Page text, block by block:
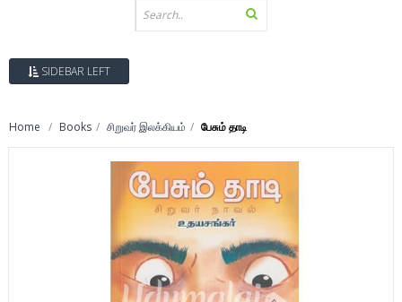
SIDEBAR LEFT
Home Books சிறுவர் இலக்கியம் பேசும் தாடி